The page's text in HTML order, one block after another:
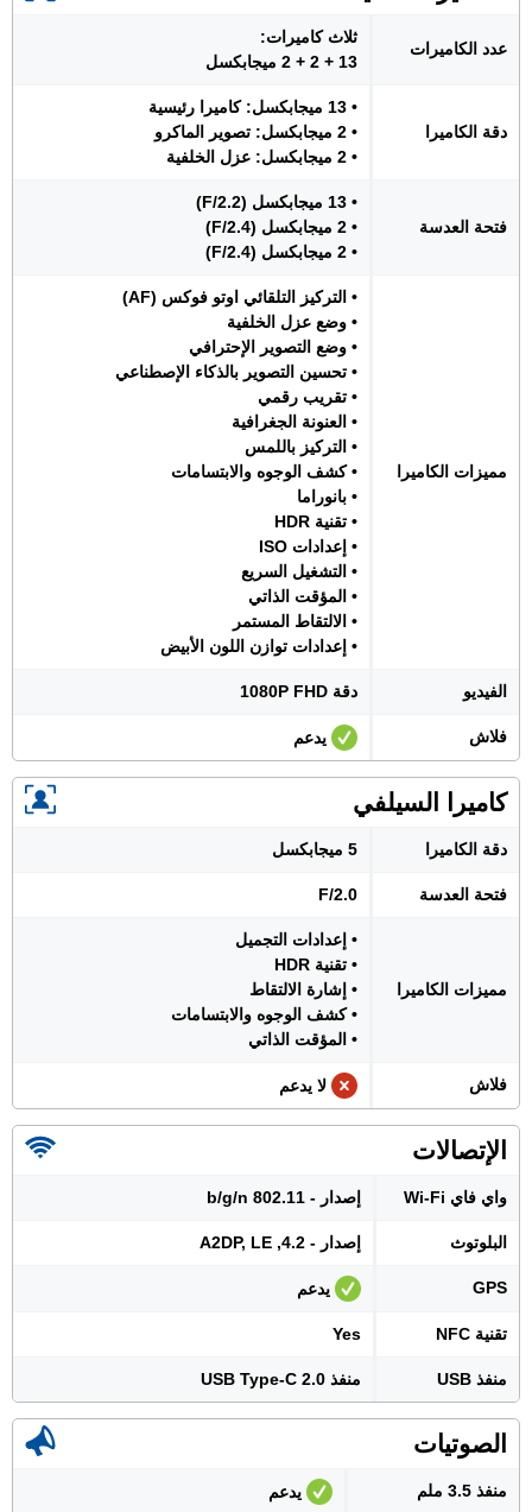
عدد الكاميرات
ثلاث كاميرات:
13 + 2 + 2 ميجابكسل
دقة الكاميرا
• 13 ميجابكسل: كاميرا رئيسية
• 2 ميجابكسل: تصوير الماكرو
• 2 ميجابكسل: عزل الخلفية
فتحة العدسة
• 13 ميجابكسل (F/2.2)
• 2 ميجابكسل (F/2.4)
• 2 ميجابكسل (F/2.4)
مميزات الكاميرا
• التركيز التلقائي اوتو فوكس (AF)
• وضع عزل الخلفية
• وضع التصوير الإحترافي
• تحسين التصوير بالذكاء الإصطناعي
• تقريب رقمي
• العنونة الجغرافية
• التركيز باللمس
• كشف الوجوه والابتسامات
• بانوراما
• تقنية HDR
• إعدادات ISO
• التشغيل السريع
• المؤقت الذاتي
• الالتقاط المستمر
• إعدادات توازن اللون الأبيض
الفيديو دقة 1080P FHD
فلاش يدعم
كاميرا السيلفي
دقة الكاميرا 5 ميجابكسل
فتحة العدسة F/2.0
مميزات الكاميرا
• إعدادات التجميل
• تقنية HDR
• إشارة الالتقاط
• كشف الوجوه والابتسامات
• المؤقت الذاتي
فلاش لا يدعم
الإتصالات
واي فاي Wi-Fi إصدار - 802.11 b/g/n
البلوتوث إصدار - 4.2, A2DP, LE
GPS يدعم
تقنية NFC Yes
منفذ USB منفذ USB Type-C 2.0
الصوتيات
منفذ 3.5 ملم يدعم